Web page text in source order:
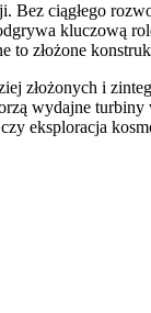
Bez ciągłego
kluczową
to złożone
złożonych i
wydajne
eksploracja